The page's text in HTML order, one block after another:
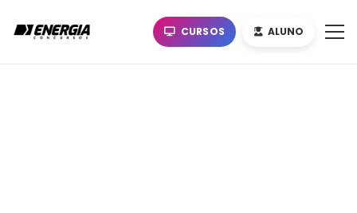
CURSOS ALUNO